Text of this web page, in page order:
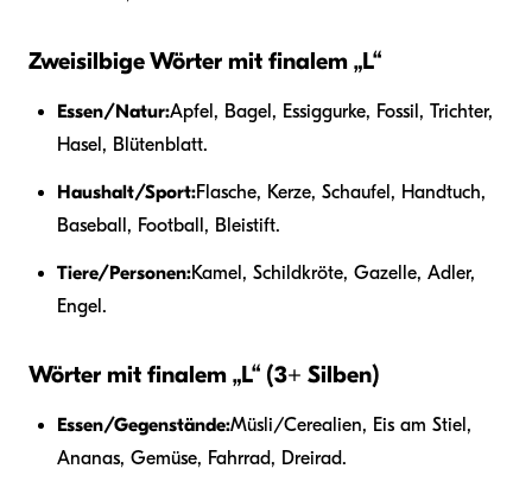
Zweisilbige Wörter mit finalem „L“
Essen/Natur:Apfel, Bagel, Essiggurke, Fossil, Trichter,
Hasel, Blütenblatt.
Haushalt/Sport:Flasche, Kerze, Schaufel, Handtuch,
Baseball, Football, Bleistift.
Tiere/Personen:Kamel, Schildkröte, Gazelle, Adler,
Engel.
Wörter mit finalem „L“ (3+ Silben)
Essen/Gegenstände:Müsli/Cerealien, Eis am Stiel,
Ananas, Gemüse, Fahrrad, Dreirad.